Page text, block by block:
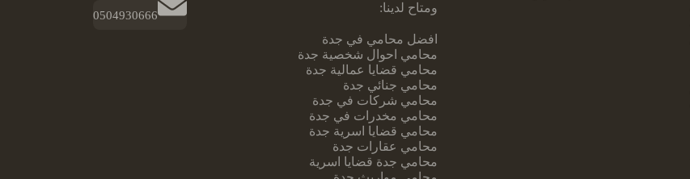
ومتاح لدينا:
افضل محامي في جدة
محامي احوال شخصية جدة
محامي قضايا عمالية جدة
محامي جنائي جدة
محامي شركات في جدة
محامي مخدرات في جدة
محامي قضايا اسرية جدة
محامي عقارات جدة
محامي جدة قضايا اسرية
0504930666